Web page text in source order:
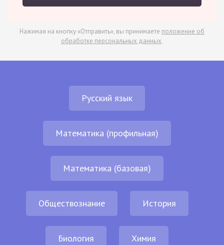
Нажимая на кнопку «Отправить», вы принимаете положение об
обработке персональных данных.
Русский язык
Математика (профильная)
Математика (базовая)
Обществознание История
Биология Химия